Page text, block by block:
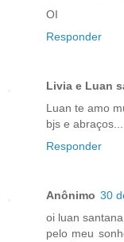
OI
Responder
Livia e Luan
Luan te amo
bjs e abraços...
Responder
Anônimo 30
oi luan
pelo meu